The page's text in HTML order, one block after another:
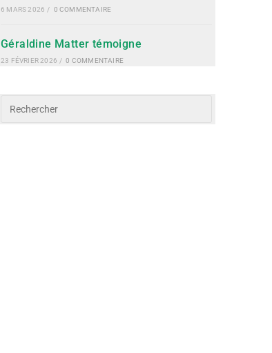
6 MARS 2026 / 0 COMMENTAIRE
Géraldine Matter témoigne
23 FÉVRIER 2026 / 0 COMMENTAIRE